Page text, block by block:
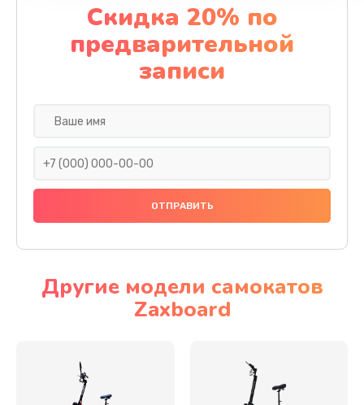
Скидка 20% по
предварительной
записи
Другие модели самокатов
Zaxboard